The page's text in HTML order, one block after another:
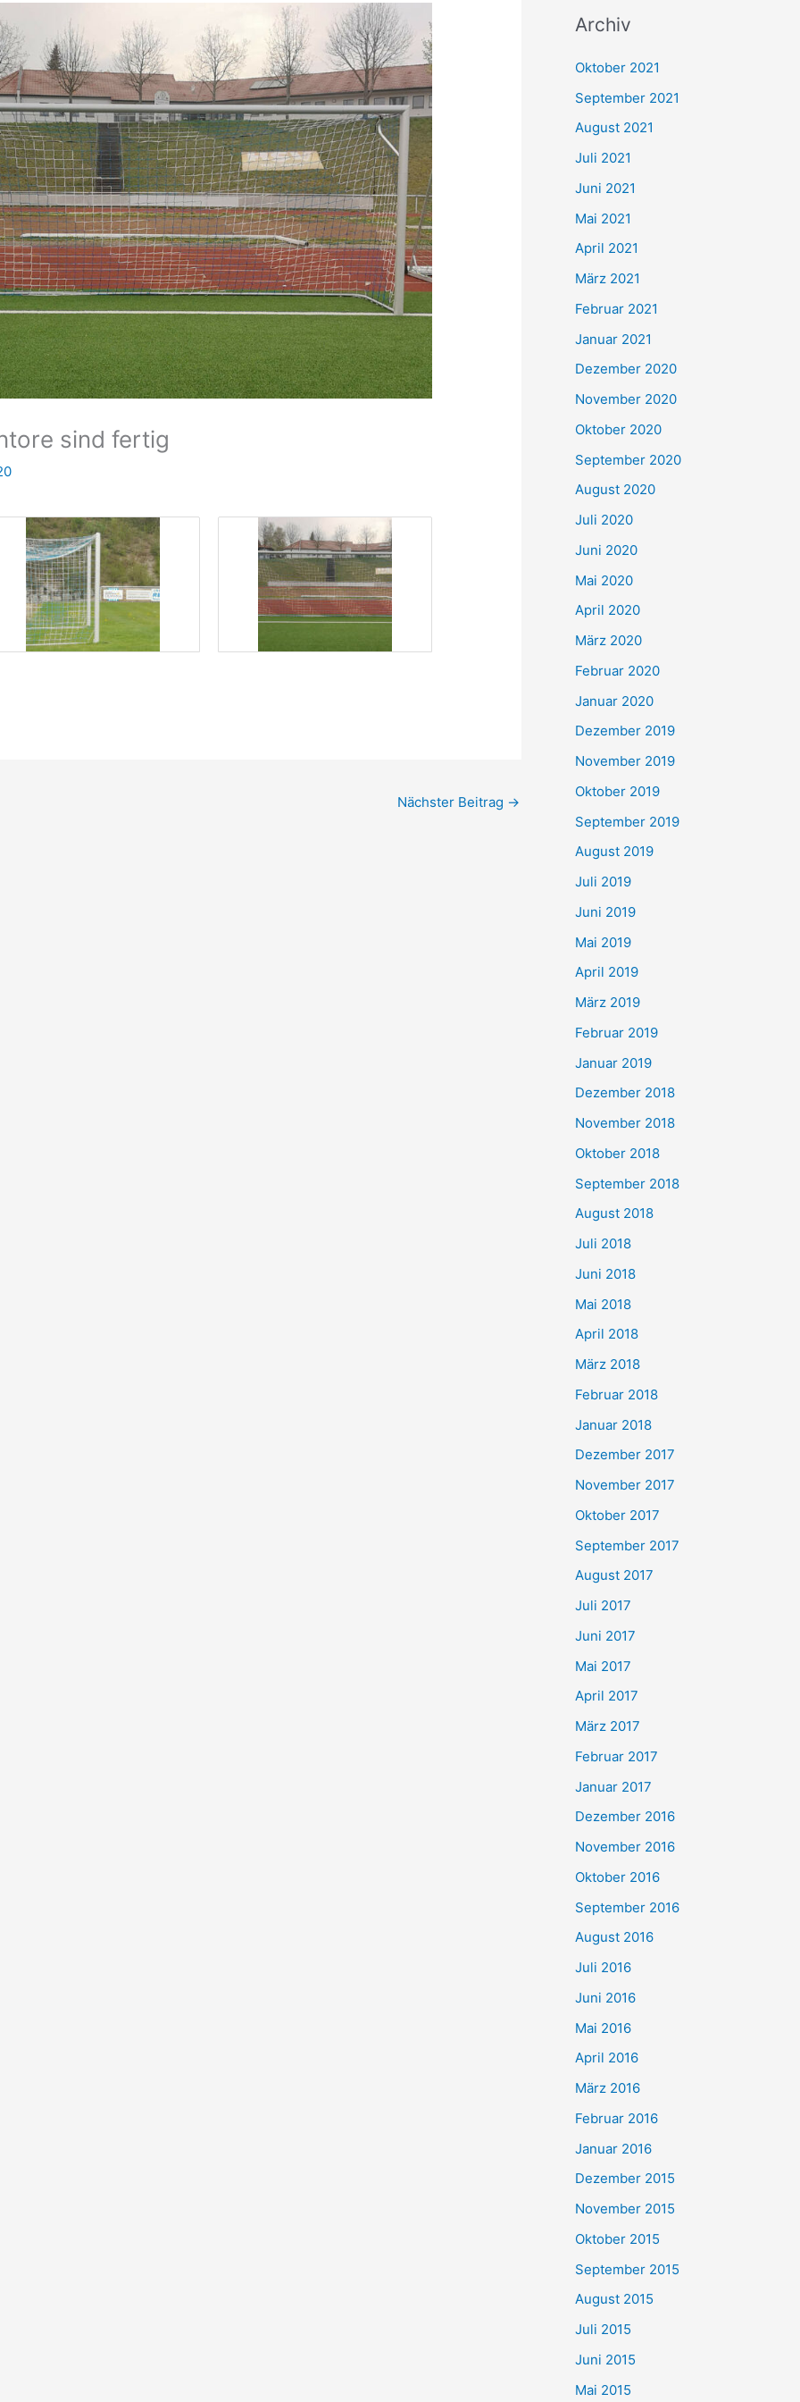
sind fertig
Nächster Beitrag →
h
e
n
h
:
Archiv
Oktober 2021
September 2021
August 2021
Juli 2021
Juni 2021
Mai 2021
April 2021
März 2021
Februar 2021
Januar 2021
Dezember 2020
November 2020
Oktober 2020
September 2020
August 2020
Juli 2020
Juni 2020
Mai 2020
April 2020
März 2020
Februar 2020
Januar 2020
Dezember 2019
November 2019
Oktober 2019
September 2019
August 2019
Juli 2019
Juni 2019
Mai 2019
April 2019
März 2019
Februar 2019
Januar 2019
Dezember 2018
November 2018
Oktober 2018
September 2018
August 2018
Juli 2018
Juni 2018
Mai 2018
April 2018
März 2018
Februar 2018
Januar 2018
Dezember 2017
November 2017
Oktober 2017
September 2017
August 2017
Juli 2017
Juni 2017
Mai 2017
April 2017
März 2017
Februar 2017
Januar 2017
Dezember 2016
November 2016
Oktober 2016
September 2016
August 2016
Juli 2016
Juni 2016
Mai 2016
April 2016
März 2016
Februar 2016
Januar 2016
Dezember 2015
November 2015
Oktober 2015
September 2015
August 2015
Juli 2015
Juni 2015
Mai 2015